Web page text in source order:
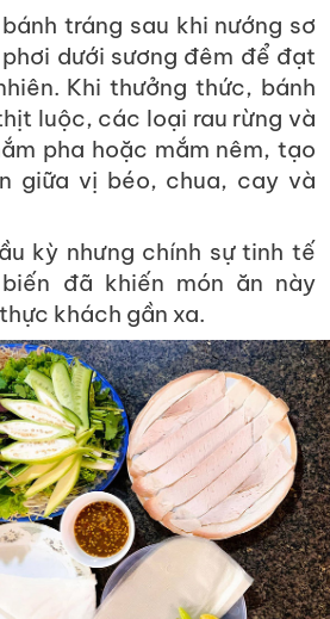
tráng sau khi nướng sơ
dưới sương đêm để đạt
Khi thưởng thức, bánh
luộc, các loại rau rừng và
pha hoặc mắm nêm, tạo
giữa vị béo, chua, cay và
kỳ nhưng chính sự tinh tế
đã khiến món ăn này
khách gần xa.